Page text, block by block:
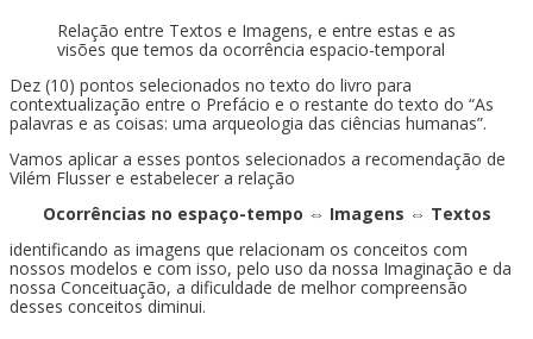
Relação entre Textos e Imagens, e entre estas e as
visões que temos da ocorrência espacio-temporal
Dez (10) pontos selecionados no texto do livro para
contextualização entre o Prefácio e o restante do texto do “As
palavras e as coisas: uma arqueologia das ciências humanas”.
Vamos aplicar a esses pontos selecionados a recomendação de
Vilém Flusser e estabelecer a relação
Ocorrências no espaço-tempo ⇔ Imagens ⇔ Textos
identificando as imagens que relacionam os conceitos com
nossos modelos e com isso, pelo uso da nossa Imaginação e da
nossa Conceituação, a dificuldade de melhor compreensão
desses conceitos diminui.